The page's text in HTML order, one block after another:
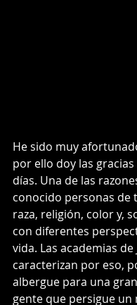
He sido muy
por ello doy las
días. Una de las
conocido personas de
raza, religión, color y,
con diferentes
vida. Las academias de
caracterizan por eso,
albergue para una
gente que persigue un